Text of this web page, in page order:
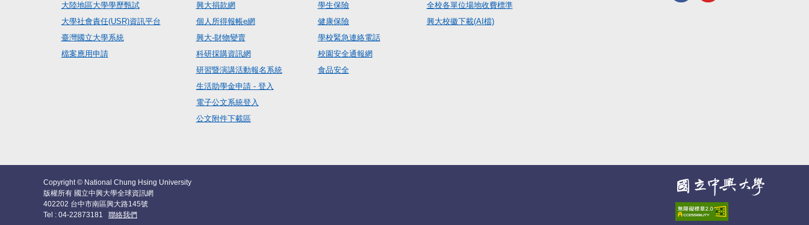
大陸地區大學學歷甄試
大學社會責任(USR)資訊平台
臺灣國立大學系統
檔案應用申請
興大捐款網
個人所得報帳e網
興大-財物變賣
科研採購資訊網
研習暨演講活動報名系統
生活助學金申請 - 登入
電子公文系統登入
公文附件下載區
學生保險
健康保險
學校緊急連絡電話
校園安全通報網
食品安全
全校各單位場地收費標準
興大校徽下載(AI檔)
Copyright © National Chung Hsing University
版權所有 國立中興大學全球資訊網
402202 台中市南區興大路145號
Tel : 04-22873181 聯絡我們